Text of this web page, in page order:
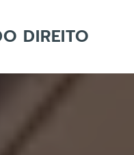
DIREITO